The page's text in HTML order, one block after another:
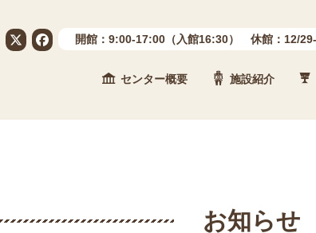
公益財団法人 石川県埋蔵文化財センター
開館：9:00-17:00（入館16:30） 休館：12/
センター概要 施設紹介
お知らせ